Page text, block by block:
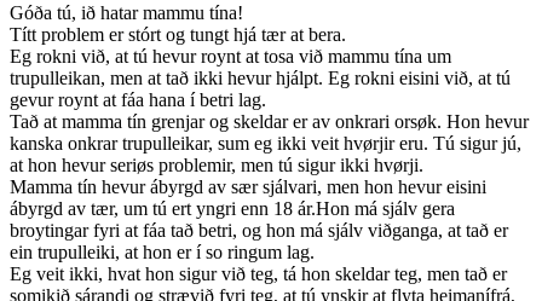
Góða tú, ið hatar mammu tína!
Títt problem er stórt og tungt hjá tær at bera.
Eg rokni við, at tú hevur roynt at tosa við mammu tína um
trupulleikan, men at tað ikki hevur hjálpt. Eg rokni eisini við, at tú
gevur roynt at fáa hana í betri lag.
Tað at mamma tín grenjar og skeldar er av onkrari orsøk. Hon hevur
kanska onkrar trupulleikar, sum eg ikki veit hvørjir eru. Tú sigur jú,
at hon hevur seriøs problemir, men tú sigur ikki hvørji.
Mamma tín hevur ábyrgd av sær sjálvari, men hon hevur eisini
ábyrgd av tær, um tú ert yngri enn 18 ár.Hon má sjálv gera
broytingar fyri at fáa tað betri, og hon má sjálv viðganga, at tað er
ein trupulleiki, at hon er í so ringum lag.
Eg veit ikki, hvat hon sigur við teg, tá hon skeldar teg, men tað er
somikið sárandi og strævið fyri teg, at tú ynskir at flyta heimanífrá,